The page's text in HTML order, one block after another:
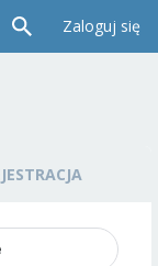
Zaloguj się